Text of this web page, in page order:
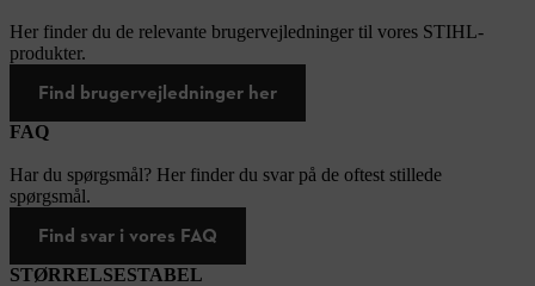
Her finder du de relevante brugervejledninger til vores STIHL-
produkter.
Find brugervejledninger her
FAQ
Har du spørgsmål? Her finder du svar på de oftest stillede
spørgsmål.
Find svar i vores FAQ
STØRRELSESTABEL